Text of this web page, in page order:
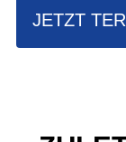
JETZT